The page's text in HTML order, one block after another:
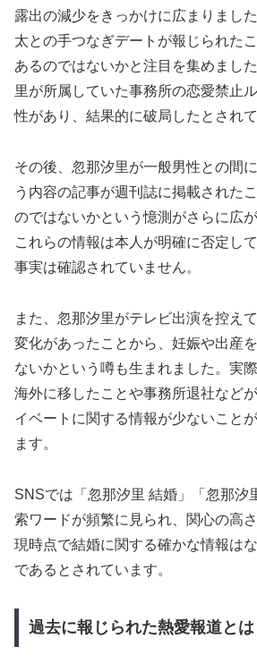
露出の減少をきっかけに広まりまし
太との手つなぎデートが報じられた
あるのではないかと注目を集めまし
里が所属していた事務所の恋愛禁止
性があり、結果的に破局したとされて
その後、忽那汐里が一般男性との間
う内容の記事が週刊誌に掲載された
のではないかという憶測がさらに広
これらの情報は本人が明確に否定し
事実は確認されていません。
また、忽那汐里がテレビ出演を控え
変化があったことから、妊娠や出産
ないかという噂も生まれました。実
海外に移したことや事務所退社など
イベートに関する情報が少ないこと
ます。
SNSでは「忽那汐里 結婚」「忽那汐
索ワードが頻繁に見られ、関心の高
現時点で結婚に関する確かな情報は
であるとされています。
過去に報じられた熱愛報道とは